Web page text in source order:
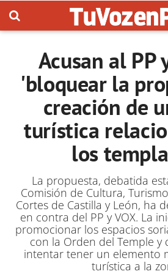
Acusan al PP
'bloquear la
creación de
turística
los
La propuesta, debatida
Comisión de Cultura,
Cortes de Castilla y León, ha
en contra del PP y VOX. La
promocionar los espacios
con la Orden del Temple y
intentar tener un elemento
turística a la